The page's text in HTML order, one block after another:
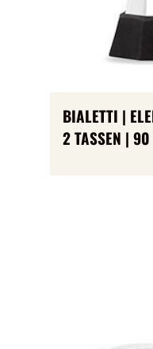
BIALETTI |
2 TASSEN |